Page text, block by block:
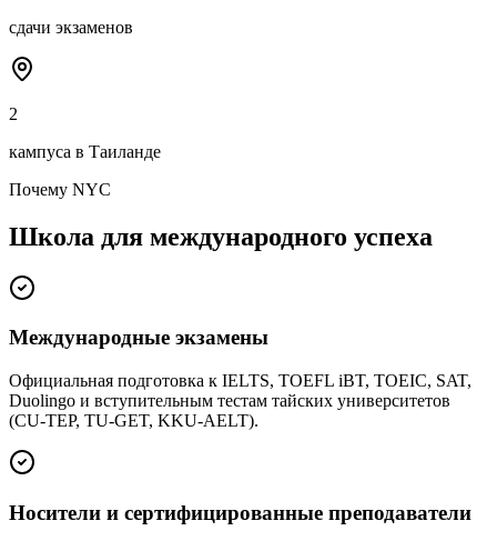
сдачи экзаменов
2
кампуса в Таиланде
Почему NYC
Школа для международного успеха
Международные экзамены
Официальная подготовка к IELTS, TOEFL iBT, TOEIC, SAT,
Duolingo и вступительным тестам тайских университетов
(CU-TEP, TU-GET, KKU-AELT).
Носители и сертифицированные преподаватели